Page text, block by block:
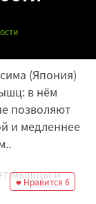
(Япония)
в нём
позволяют
и медленнее
Нравится 6